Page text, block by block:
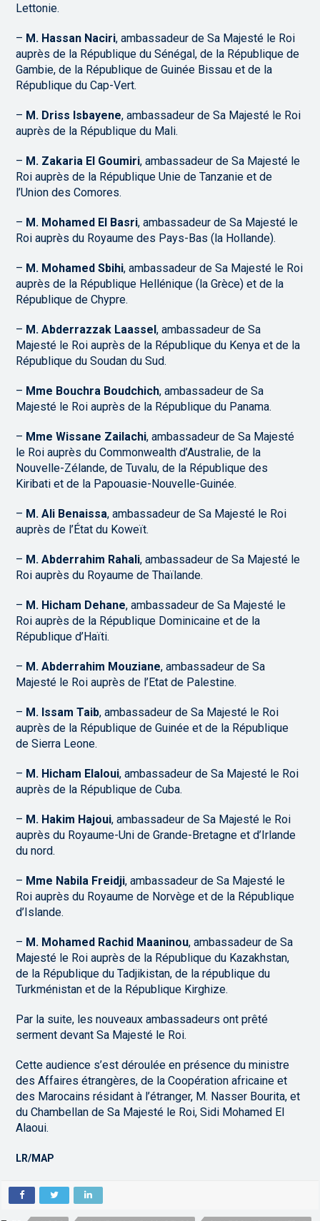
Lettonie.
– M. Hassan Naciri, ambassadeur de Sa Majesté le Roi
auprès de la République du Sénégal, de la République de
Gambie, de la République de Guinée Bissau et de la
République du Cap-Vert.
– M. Driss Isbayene, ambassadeur de Sa Majesté le Roi
auprès de la République du Mali.
– M. Zakaria El Goumiri, ambassadeur de Sa Majesté le
Roi auprès de la République Unie de Tanzanie et de
l’Union des Comores.
– M. Mohamed El Basri, ambassadeur de Sa Majesté le
Roi auprès du Royaume des Pays-Bas (la Hollande).
– M. Mohamed Sbihi, ambassadeur de Sa Majesté le Roi
auprès de la République Hellénique (la Grèce) et de la
République de Chypre.
– M. Abderrazzak Laassel, ambassadeur de Sa
Majesté le Roi auprès de la République du Kenya et de la
République du Soudan du Sud.
– Mme Bouchra Boudchich, ambassadeur de Sa
Majesté le Roi auprès de la République du Panama.
– Mme Wissane Zailachi, ambassadeur de Sa Majesté
le Roi auprès du Commonwealth d’Australie, de la
Nouvelle-Zélande, de Tuvalu, de la République des
Kiribati et de la Papouasie-Nouvelle-Guinée.
– M. Ali Benaissa, ambassadeur de Sa Majesté le Roi
auprès de l’État du Koweït.
– M. Abderrahim Rahali, ambassadeur de Sa Majesté le
Roi auprès du Royaume de Thaïlande.
– M. Hicham Dehane, ambassadeur de Sa Majesté le
Roi auprès de la République Dominicaine et de la
République d’Haïti.
– M. Abderrahim Mouziane, ambassadeur de Sa
Majesté le Roi auprès de l’Etat de Palestine.
– M. Issam Taib, ambassadeur de Sa Majesté le Roi
auprès de la République de Guinée et de la République
de Sierra Leone.
– M. Hicham Elaloui, ambassadeur de Sa Majesté le Roi
auprès de la République de Cuba.
– M. Hakim Hajoui, ambassadeur de Sa Majesté le Roi
auprès du Royaume-Uni de Grande-Bretagne et d’Irlande
du nord.
– Mme Nabila Freidji, ambassadeur de Sa Majesté le
Roi auprès du Royaume de Norvège et de la République
d’Islande.
– M. Mohamed Rachid Maaninou, ambassadeur de Sa
Majesté le Roi auprès de la République du Kazakhstan,
de la République du Tadjikistan, de la république du
Turkménistan et de la République Kirghize.
Par la suite, les nouveaux ambassadeurs ont prêté
serment devant Sa Majesté le Roi.
Cette audience s’est déroulée en présence du ministre
des Affaires étrangères, de la Coopération africaine et
des Marocains résidant à l’étranger, M. Nasser Bourita, et
du Chambellan de Sa Majesté le Roi, Sidi Mohamed El
Alaoui.
LR/MAP